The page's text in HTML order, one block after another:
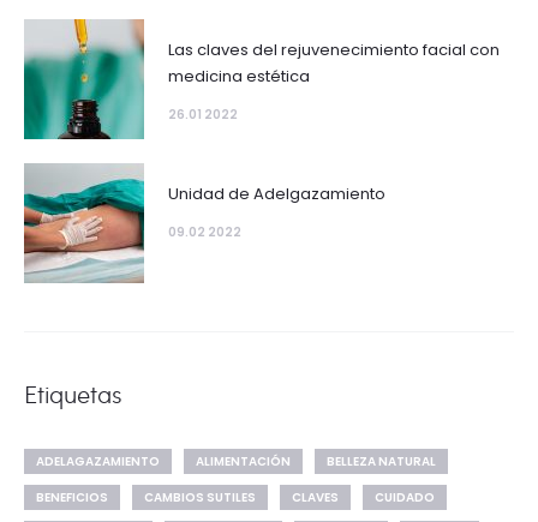
Las claves del rejuvenecimiento facial con
medicina estética
26.01 2022
Unidad de Adelgazamiento
09.02 2022
Etiquetas
ADELAGAZAMIENTO ALIMENTACIÓN
BELLEZA NATURAL
BENEFICIOS
CAMBIOS SUTILES CLAVES
CUIDADO